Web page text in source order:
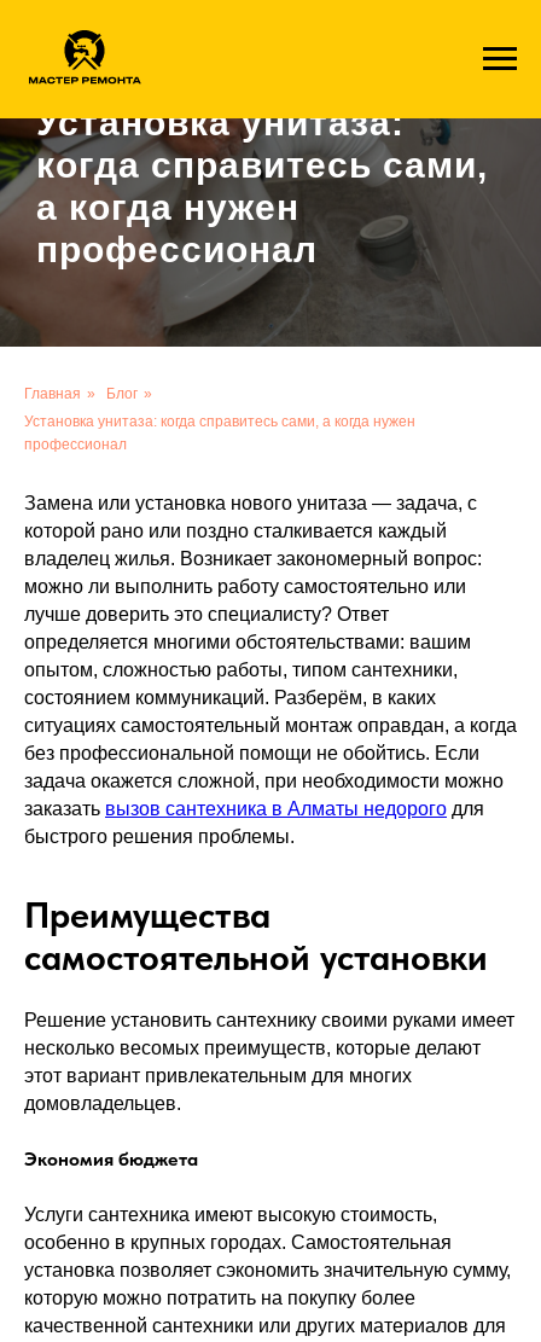
Установка унитаза:
когда справитесь сами,
а когда нужен
профессионал
Главная » Блог »
Установка унитаза: когда справитесь сами, а когда нужен
профессионал
Замена или установка нового унитаза — задача, с
которой рано или поздно сталкивается каждый
владелец жилья. Возникает закономерный вопрос:
можно ли выполнить работу самостоятельно или
лучше доверить это специалисту? Ответ
определяется многими обстоятельствами: вашим
опытом, сложностью работы, типом сантехники,
состоянием коммуникаций. Разберём, в каких
ситуациях самостоятельный монтаж оправдан, а когда
без профессиональной помощи не обойтись. Если
задача окажется сложной, при необходимости можно
заказать вызов сантехника в Алматы недорого для
быстрого решения проблемы.
Преимущества
самостоятельной установки
Решение установить сантехнику своими руками имеет
несколько весомых преимуществ, которые делают
этот вариант привлекательным для многих
домовладельцев.
Экономия бюджета
Услуги сантехника имеют высокую стоимость,
особенно в крупных городах. Самостоятельная
установка позволяет сэкономить значительную сумму,
которую можно потратить на покупку более
качественной сантехники или других материалов для